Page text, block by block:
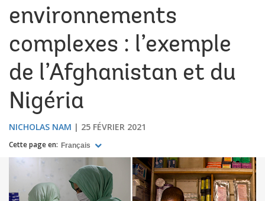
environnements
complexes : l’exemple
de l’Afghanistan et du
Nigéria
NICHOLAS NAM 25 FÉVRIER 2021
Cette page en: Français